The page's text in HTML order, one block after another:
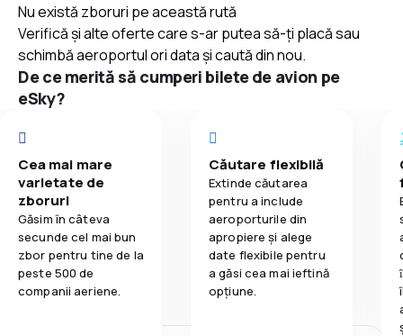
Nu există zboruri pe această rută
Verifică și alte oferte care s-ar putea să-ți placă sau
schimbă aeroportul ori data și caută din nou.
De ce merită să cumperi bilete de avion pe
eSky?
Cea mai mare
varietate de
zboruri
Găsim în câteva
secunde cel mai bun
zbor pentru tine de la
peste 500 de
companii aeriene.
Căutare flexibilă
Extinde căutarea
pentru a include
aeroporturile din
apropiere și alege
date flexibile pentru
a găsi cea mai ieftină
opțiune.